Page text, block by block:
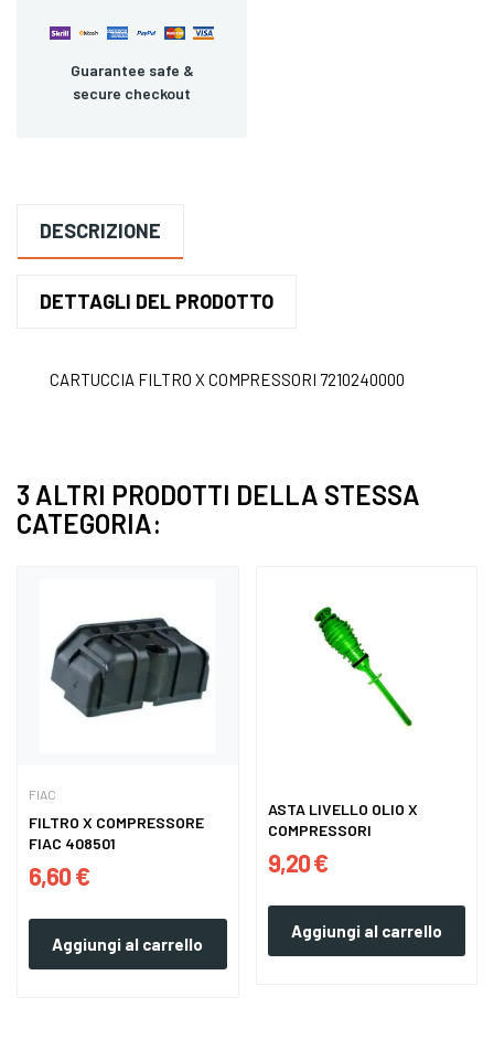
Guarantee safe &
secure checkout
DESCRIZIONE
DETTAGLI DEL PRODOTTO
CARTUCCIA FILTRO X COMPRESSORI 7210240000
3 ALTRI PRODOTTI DELLA STESSA
CATEGORIA:
FIAC
FILTRO X COMPRESSORE
FIAC 408501
6,60 €
Aggiungi al carrello
ASTA LIVELLO OLIO X
COMPRESSORI
9,20 €
Aggiungi al carrello